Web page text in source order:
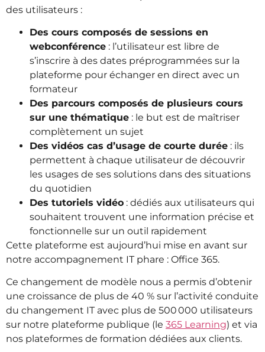
des utilisateurs :
Des cours composés de sessions en
webconférence : l’utilisateur est libre de
s’inscrire à des dates préprogrammées sur la
plateforme pour échanger en direct avec un
formateur
Des parcours composés de plusieurs cours
sur une thématique : le but est de maîtriser
complètement un sujet
Des vidéos cas d’usage de courte durée : ils
permettent à chaque utilisateur de découvrir
les usages de ses solutions dans des situations
du quotidien
Des tutoriels vidéo : dédiés aux utilisateurs qui
souhaitent trouvent une information précise et
fonctionnelle sur un outil rapidement
Cette plateforme est aujourd’hui mise en avant sur
notre accompagnement IT phare : Office 365.
Ce changement de modèle nous a permis d’obtenir
une croissance de plus de 40 % sur l’activité conduite
du changement IT avec plus de 500 000 utilisateurs
sur notre plateforme publique (le 365 Learning) et via
nos plateformes de formation dédiées aux clients.